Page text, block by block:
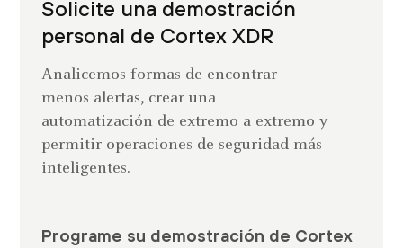
Solicite una demostración
personal de Cortex XDR
Analicemos formas de encontrar
menos alertas, crear una
automatización de extremo a extremo y
permitir operaciones de seguridad más
inteligentes.
Programe su demostración de Cortex